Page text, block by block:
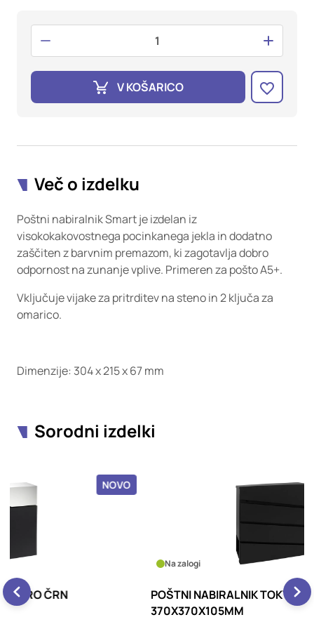
V KOŠARICO
Več o izdelku
Poštni nabiralnik Smart je izdelan iz
visokokakovostnega pocinkanega jekla in dodatno
zaščiten z barvnim premazom, ki zagotavlja dobro
odpornost na zunanje vplive. Primeren za pošto A5+.
Vključuje vijake za pritrditev na steno in 2 ključa za
omarico.
Dimenzije: 304 x 215 x 67 mm
Sorodni izdelki
NOVO
POŠTNI NABIRALNIK TOKYO ČRN
edinstveno prepoznavanje vašega brskalnika in naprave. Če
zavrnete uporabo teh piškotkov, ne boste deležni našega
ciljnega spletnega oglaševanja.